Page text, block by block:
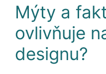
Mýty a
ovlivňuje
designu?